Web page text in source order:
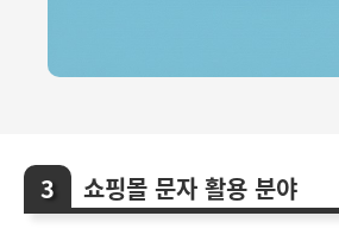
쇼핑몰 문자 활용 분야